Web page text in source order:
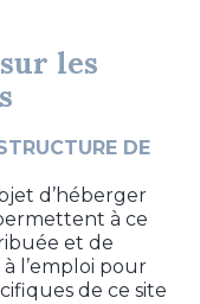
les
DE
d’héberger
à ce
et de
l’emploi pour
de ce site